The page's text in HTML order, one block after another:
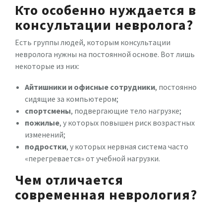
Кто особенно нуждается в
консультации невролога?
Есть группы людей, которым консультации
невролога нужны на постоянной основе. Вот лишь
некоторые из них:
Айтишники и офисные сотрудники, постоянно
сидящие за компьютером;
спортсмены, подвергающие тело нагрузке;
пожилые, у которых повышен риск возрастных
изменений;
подростки, у которых нервная система часто
«перегревается» от учебной нагрузки.
Чем отличается
современная неврология?